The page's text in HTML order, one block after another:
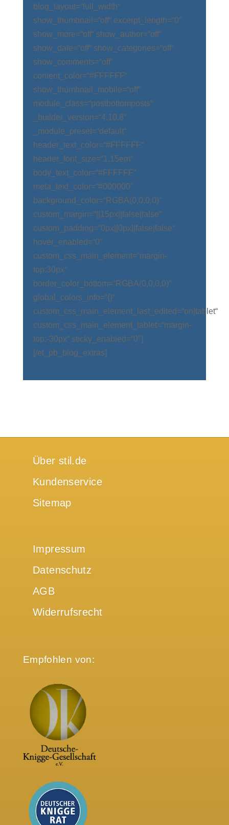
blog_layout=“full_width“
show_thumbnail=“off“ excerpt_length=“0″
show_more=“off“ show_author=“off“
show_date=“off“ show_categories=“off“
show_comments=“off“
content_color=“#FFFFFF“
show_thumbnail_mobile=“off“
module_class=“postbottomposts“
_builder_version=“4.10.8″
_module_preset=“default“
header_text_color=“#FFFFFF“
header_font_size=“1.15em“
body_text_color=“#FFFFFF“
meta_text_color=“#000000″
background_color=“RGBA(0,0,0,0)“
custom_margin=“||15px||false|false“
custom_padding=“0px||0px||false|false“
hover_enabled=“0″
custom_css_main_element=“margin-
top:30px“
border_color_bottom=“RGBA(0,0,0,0)“
global_colors_info=“{}“
custom_css_main_element_last_edited=“on|tablet“
custom_css_main_element_tablet=“margin-
top:-30px“ sticky_enabled=“0″]
[/et_pb_blog_extras]
Über stil.de
Kundenservice
Sitemap
Impressum
Datenschutz
AGB
Widerrufsrecht
Empfohlen von: